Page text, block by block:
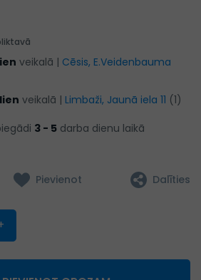
veikalā | Cēsis, E.Veidenbauma
veikalā | Limbaži, Jaunā iela 11 (1)
3 - 5 darba dienu laikā
Pievienot Dalīties